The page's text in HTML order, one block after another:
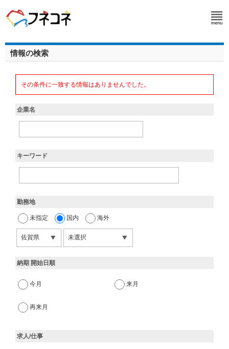
情報の検索
その条件に一致する情報はありませんでした。
企業名
キーワード
勤務地
未指定 国内 海外
納期 開始日順
今月 来月
再来月
求人/仕事